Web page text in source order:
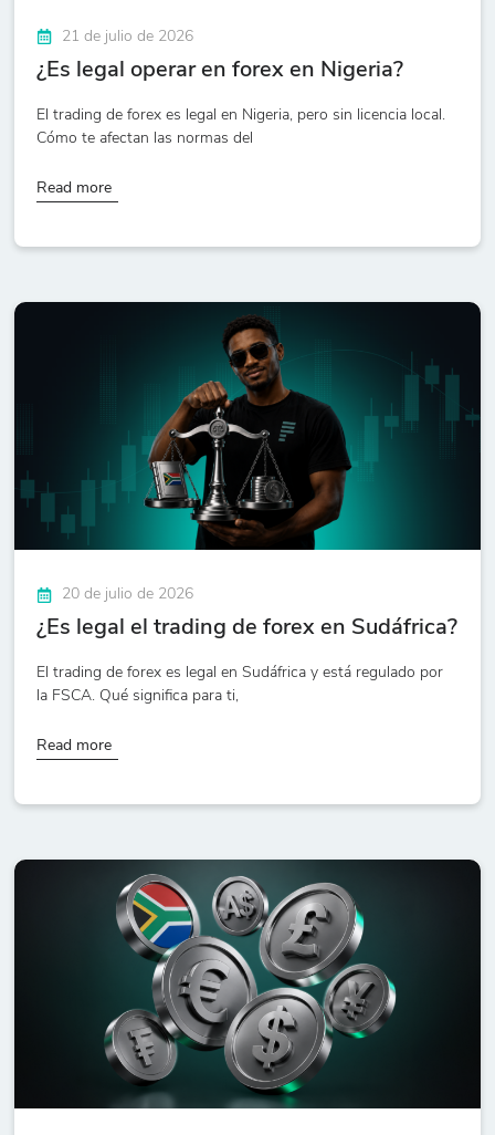
21 de julio de 2026
¿Es legal operar en forex en Nigeria?
El trading de forex es legal en Nigeria, pero sin licencia local.
Cómo te afectan las normas del
Read more
20 de julio de 2026
¿Es legal el trading de forex en Sudáfrica?
El trading de forex es legal en Sudáfrica y está regulado por
la FSCA. Qué significa para ti,
Read more